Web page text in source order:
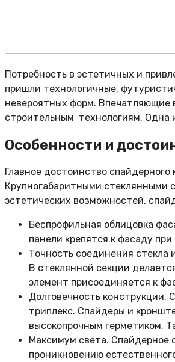
Потребность в эстетичных и
пришли технологичные,
невероятных форм. Впечатляющие
строительным технологиям. Одна
Особенности и
Главное достоинство
Крупногабаритными стеклянными
эстетических возможностей,
Беспрофильная облицовка
панели крепятся к фасаду
Точность соединения стекла
В стеклянной секции
элемент присоединяется к
Долговечность конструкции.
триплекс. Спайдеры и
высокопрочным герметиком.
Максимум света. Спайдерное
проникновению